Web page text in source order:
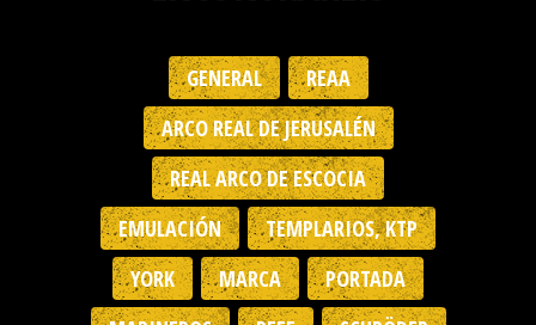
GENERAL
REAA
ARCO REAL DE JERUSALÉN
REAL ARCO DE ESCOCIA
EMULACIÓN
TEMPLARIOS, KTP
YORK
MARCA
PORTADA